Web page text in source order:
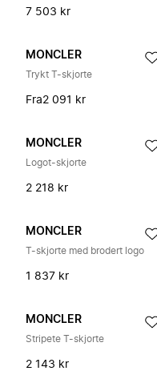
7 503 kr
MONCLER
Trykt T-skjorte
Fra2 091 kr
MONCLER
Logot-skjorte
2 218 kr
MONCLER
T-skjorte med brodert logo
1 837 kr
MONCLER
Stripete T-skjorte
2 143 kr